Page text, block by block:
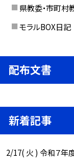
県教委・市町村
モラルBOX日記
配布文書
新着記事
2/17( 火 ) 令和７